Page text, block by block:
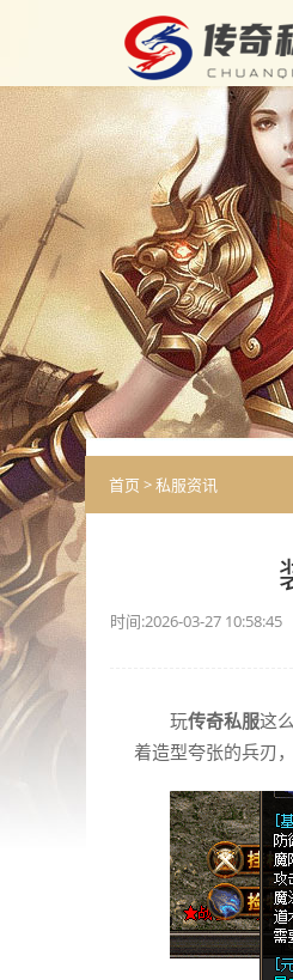
首页 >私服资讯
时间:2026-03-27 10:58:45
玩传奇私服这
着造型夸张的兵刃